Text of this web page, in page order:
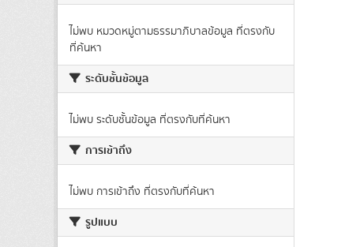
ไม่พบ หมวดหมู่ตามธรรมาภิบาลข้อมูล ที่ตรงกับ
ที่ค้นหา
ระดับชั้นข้อมูล
ไม่พบ ระดับชั้นข้อมูล ที่ตรงกับที่ค้นหา
การเข้าถึง
ไม่พบ การเข้าถึง ที่ตรงกับที่ค้นหา
รูปแบบ